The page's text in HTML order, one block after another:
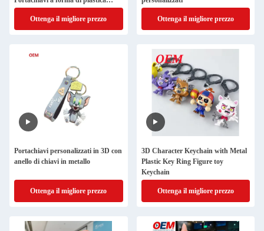
personalizzati
Ottenga il migliore prezzo
Ottenga il migliore prezzo
Portachiavi personalizzati in 3D con
anello di chiavi in metallo
Ottenga il migliore prezzo
3D Character Keychain with Metal
Plastic Key Ring Figure toy
Keychain
Ottenga il migliore prezzo